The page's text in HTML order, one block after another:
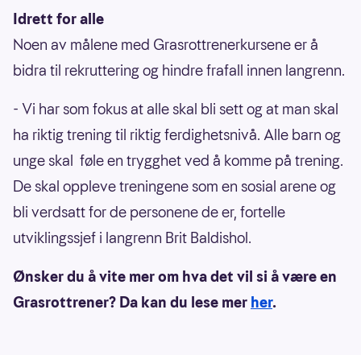
Idrett for alle
Noen av målene med Grasrottrenerkursene er å
bidra til rekruttering og hindre frafall innen langrenn.
- Vi har som fokus at alle skal bli sett og at man skal
ha riktig trening til riktig ferdighetsnivå. Alle barn og
unge skal føle en trygghet ved å komme på trening.
De skal oppleve treningene som en sosial arene og
bli verdsatt for de personene de er, fortelle
utviklingssjef i langrenn Brit Baldishol.
Ønsker du å vite mer om hva det vil si å være en
Grasrottrener? Da kan du lese mer her.